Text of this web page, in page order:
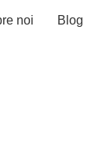
noi Blog